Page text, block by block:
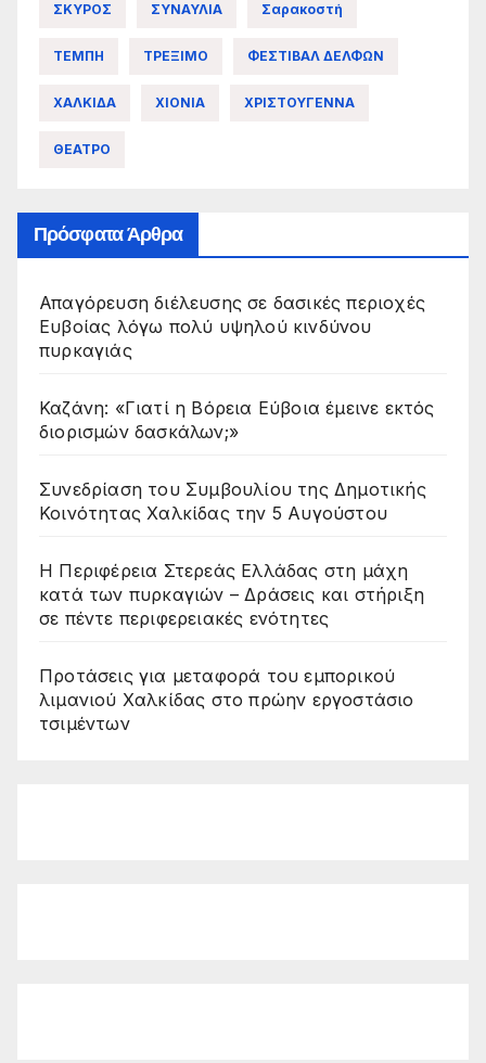
ΣΚΥΡΟΣ ΣΥΝΑΥΛΙΑ Σαρακοστή
ΤΕΜΠΗ ΤΡΕΞΙΜΟ ΦΕΣΤΙΒΑΛ ΔΕΛΦΩΝ
ΧΑΛΚΙΔΑ ΧΙΟΝΙΑ ΧΡΙΣΤΟΥΓΕΝΝΑ
ΘΕΑΤΡΟ
Πρόσφατα Άρθρα
Απαγόρευση διέλευσης σε δασικές περιοχές
Ευβοίας λόγω πολύ υψηλού κινδύνου
πυρκαγιάς
Καζάνη: «Γιατί η Βόρεια Εύβοια έμεινε εκτός
διορισμών δασκάλων;»
Συνεδρίαση του Συμβουλίου της Δημοτικής
Κοινότητας Χαλκίδας την 5 Αυγούστου
Η Περιφέρεια Στερεάς Ελλάδας στη μάχη
κατά των πυρκαγιών – Δράσεις και στήριξη
σε πέντε περιφερειακές ενότητες
Προτάσεις για μεταφορά του εμπορικού
λιμανιού Χαλκίδας στο πρώην εργοστάσιο
τσιμέντων